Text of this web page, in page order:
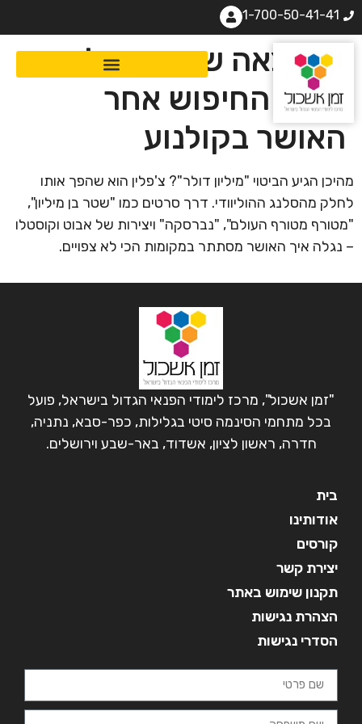
1-700-50-41-41
ההרצאה ששווה מיליון
דולר: החיפוש אחר
האושר בקולנוע
מהיכן הגיע הביטוי "מיליון דולר"? צ'פלין הוא שהפך אותו
לחלק מהסלנג ההוליוודי. דרך סרטים כמו "שטר בן מיליון",
"מטורף מטורף העולם", "נברסקה" ויצירות של אבוט וקוסטלו
– נגלה איך האושר מסתתר במקומות הכי לא צפויים.
"זמן אשכול", מרכז לימודי הפנאי הגדול בישראל, פועל
בכל מתחמי הסינמה סיטי בגלילות, כפר-סבא, נתניה,
חדרה, ראשון לציון, אשדוד, באר-שבע וירושלים.
בית
אודותינו
קורסים
יצירת קשר
תקנון שימוש באתר
הצהרת נגישות
הסדרי נגישות